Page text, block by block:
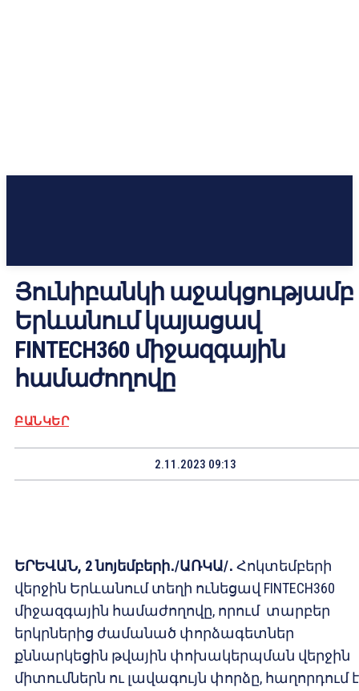
Յունիբանկի աջակցությամբ
Երևանում կայացավ
FINTECH360 միջազգային
համաժողովը
ԲԱՆԿԵՐ
2.11.2023 09:13
ԵՐԵՎԱՆ, 2 նոյեմբերի․/ԱՌԿԱ/․ Հոկտեմբերի
վերջին Երևանում տեղի ունեցավ FINTECH360
միջազգային համաժողովը, որում տարբեր
երկրներից ժամանած փորձագետներ
քննարկեցին թվային փոխակերպման վերջին
միտումներն ու լավագույն փորձը, հաղորդում է